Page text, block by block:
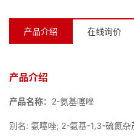
产品介绍 在线询价
产品介绍
产品名称： 2-氨基噻唑
别名: 氨噻唑; 2-氨基-1,3-硫氮